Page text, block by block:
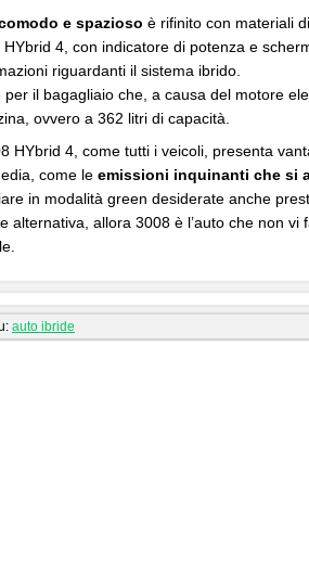
e spazioso è rifinito con materiali
4, con indicatore di potenza e
riguardanti il sistema ibrido.
per il bagagliaio che, a causa del motore
ovvero a 362 litri di capacità.
HYbrid 4, come tutti i veicoli, presenta
come le emissioni inquinanti che si
in modalità green desiderate anche
alternativa, allora 3008 è l’auto che non vi
auto ibride